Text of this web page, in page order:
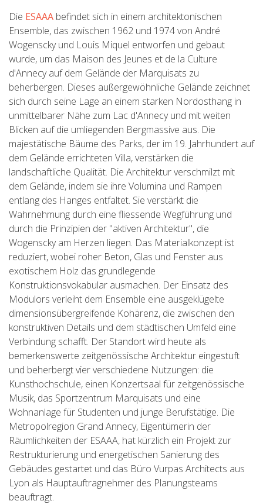
Die ESAAA befindet sich in einem architektonischen
Ensemble, das zwischen 1962 und 1974 von André
Wogenscky und Louis Miquel entworfen und gebaut
wurde, um das Maison des Jeunes et de la Culture
d'Annecy auf dem Gelände der Marquisats zu
beherbergen. Dieses außergewöhnliche Gelände zeichnet
sich durch seine Lage an einem starken Nordosthang in
unmittelbarer Nähe zum Lac d'Annecy und mit weiten
Blicken auf die umliegenden Bergmassive aus. Die
majestätische Bäume des Parks, der im 19. Jahrhundert auf
dem Gelände errichteten Villa, verstärken die
landschaftliche Qualität. Die Architektur verschmilzt mit
dem Gelände, indem sie ihre Volumina und Rampen
entlang des Hanges entfaltet. Sie verstärkt die
Wahrnehmung durch eine fliessende Wegführung und
durch die Prinzipien der "aktiven Architektur", die
Wogenscky am Herzen liegen. Das Materialkonzept ist
reduziert, wobei roher Beton, Glas und Fenster aus
exotischem Holz das grundlegende
Konstruktionsvokabular ausmachen. Der Einsatz des
Modulors verleiht dem Ensemble eine ausgeklügelte
dimensionsübergreifende Kohärenz, die zwischen den
konstruktiven Details und dem städtischen Umfeld eine
Verbindung schafft. Der Standort wird heute als
bemerkenswerte zeitgenössische Architektur eingestuft
und beherbergt vier verschiedene Nutzungen: die
Kunsthochschule, einen Konzertsaal für zeitgenössische
Musik, das Sportzentrum Marquisats und eine
Wohnanlage für Studenten und junge Berufstätige. Die
Metropolregion Grand Annecy, Eigentümerin der
Räumlichkeiten der ESAAA, hat kürzlich ein Projekt zur
Restrukturierung und energetischen Sanierung des
Gebäudes gestartet und das Büro Vurpas Architects aus
Lyon als Hauptauftragnehmer des Planungsteams
beauftragt.